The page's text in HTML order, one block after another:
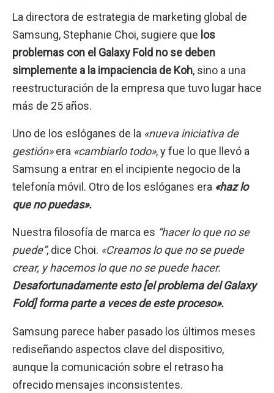
La directora de estrategia de marketing global de
Samsung, Stephanie Choi, sugiere que los
problemas con el Galaxy Fold no se deben
simplemente a la impaciencia de Koh, sino a una
reestructuración de la empresa que tuvo lugar hace
más de 25 años.
Uno de los eslóganes de la «nueva iniciativa de
gestión»era «cambiarlo todo», y fue lo que llevó a
Samsung a entrar en el incipiente negocio de la
telefonía móvil. Otro de los eslóganes era «haz lo
que no puedas».
Nuestra filosofía de marca es “hacer lo que no se
puede”, dice Choi. «Creamos lo que no se puede
crear, y hacemos lo que no se puede hacer.
Desafortunadamente esto [el problema del Galaxy
Fold] forma parte a veces de este proceso».
Samsung parece haber pasado los últimos meses
rediseñando aspectos clave del dispositivo,
aunque la comunicación sobre el retraso ha
ofrecido mensajes inconsistentes.